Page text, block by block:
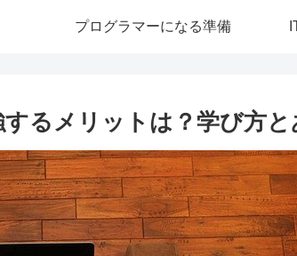
プログラマーになる準備
るメリットは？学び方